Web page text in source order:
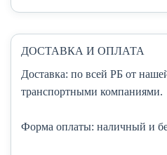
ДОСТАВКА И ОПЛАТА
Доставка: по всей РБ от
транспортными компаниями.
Форма оплаты: наличный и